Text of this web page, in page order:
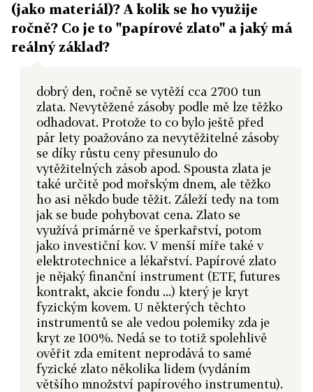
(jako materiál)? A kolik se ho využije
ročně? Co je to "papírové zlato" a jaký má
reálný základ?
dobrý den, ročně se vytěží cca 2700 tun
zlata. Nevytěžené zásoby podle mě lze těžko
odhadovat. Protože to co bylo ještě před
pár lety poažováno za nevytěžitelné zásoby
se díky růstu ceny přesunulo do
vytěžitelných zásob apod. Spousta zlata je
také určitě pod mořským dnem, ale těžko
ho asi někdo bude těžit. Záleží tedy na tom
jak se bude pohybovat cena. Zlato se
využívá primárně ve šperkařství, potom
jako investiční kov. V menší míře také v
elektrotechnice a lékařství. Papírové zlato
je nějaký finanční instrument (ETF, futures
kontrakt, akcie fondu ...) který je kryt
fyzickým kovem. U některých těchto
instrumentů se ale vedou polemiky zda je
kryt ze 100%. Nedá se to totiž spolehlivě
ověřit zda emitent neprodává to samé
fyzické zlato několika lidem (vydáním
většího množství papírového instrumentu).